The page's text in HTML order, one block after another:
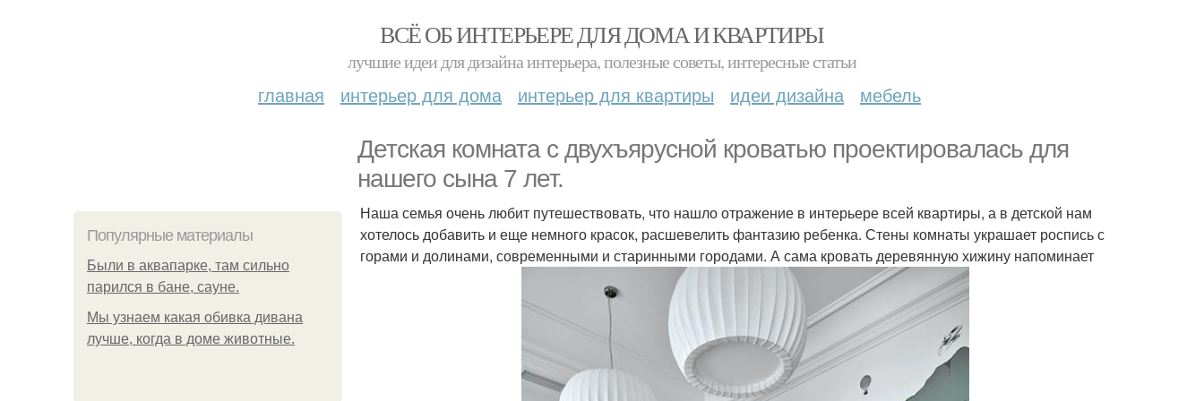
ВСЁ ОБ ИНТЕРЬЕРЕ ДЛЯ ДОМА И КВАРТИРЫ
лучшие идеи для дизайна интерьера, полезные советы, интересные статьи
главная интерьер для дома интерьер для квартиры идеи дизайна мебель
Детская комната с двухъярусной кроватью проектировалась для
нашего сына 7 лет.
Популярные материалы
Были в аквапарке, там сильно
парился в бане, сауне.
Мы узнаем какая обивка дивана
лучше, когда в доме животные.
Наша семья очень любит путешествовать, что нашло отражение в интерьере всей квартиры, а в детской нам
хотелось добавить и еще немного красок, расшевелить фантазию ребенка. Стены комнаты украшает роспись с
горами и долинами, современными и старинными городами. А сама кровать деревянную хижину напоминает